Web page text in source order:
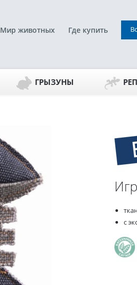
Мир животных Где купить
ГРЫЗУНЫ
с